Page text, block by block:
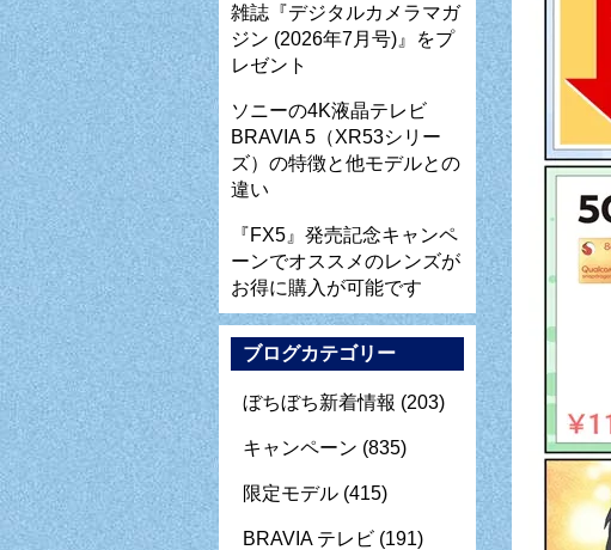
雑誌『デジタルカメラマガ
ジン (2026年7月号)』をプ
レゼント
ソニーの4K液晶テレビ
BRAVIA 5（XR53シリー
ズ）の特徴と他モデルとの
違い
『FX5』発売記念キャンペ
ーンでオススメのレンズが
お得に購入が可能です
ブログカテゴリー
ぼちぼち新着情報 (203)
キャンペーン (835)
限定モデル (415)
BRAVIA テレビ (191)